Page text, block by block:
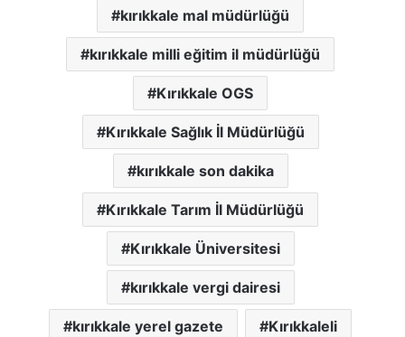
kırıkkale mal müdürlüğü
kırıkkale milli eğitim il müdürlüğü
Kırıkkale OGS
Kırıkkale Sağlık İl Müdürlüğü
kırıkkale son dakika
Kırıkkale Tarım İl Müdürlüğü
Kırıkkale Üniversitesi
kırıkkale vergi dairesi
kırıkkale yerel gazete Kırıkkaleli